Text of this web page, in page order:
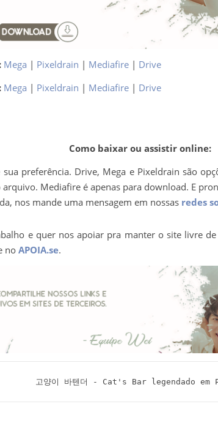
Mega | Pixeldrain | Mediafire| Drive
Mega | Pixeldrain | Mediafire| Drive
Como baixar ou assistir online:
preferência. Drive, Mega e Pixeldrain são
Mediafire é apenas para download. E
nos mande uma mensagem em nossas redes
e quer nos apoiar pra manter o site livre
no APOIA.se.
고양이 바텐더 - Cat's Bar legendado em